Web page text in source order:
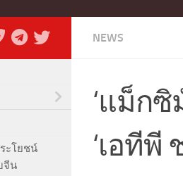
NEWS
‘แม็กซิ
‘เอทีพี
ะโยชน์
จีน